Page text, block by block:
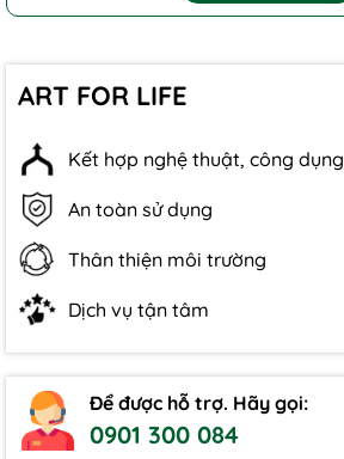
ART FOR LIFE
Kết hợp nghệ thuật, công dụng
An toàn sử dụng
Thân thiện môi trường
Dịch vụ tận tâm
Để được hỗ trợ. Hãy gọi:
0901 300 084